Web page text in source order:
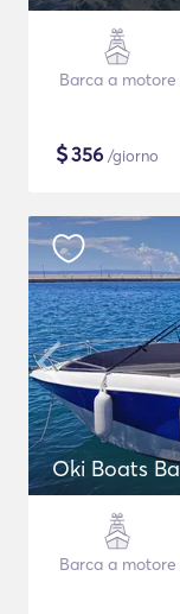
Barca a motore
$356 /giorno
Oki Boats
Barca a motore